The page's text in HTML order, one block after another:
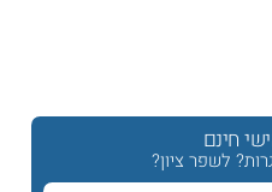
בגרויות עושים זאת
קדם אקדמית. עם זאת,
לבד. מדובר על תהליך לא
חינם
לשפר ציון?